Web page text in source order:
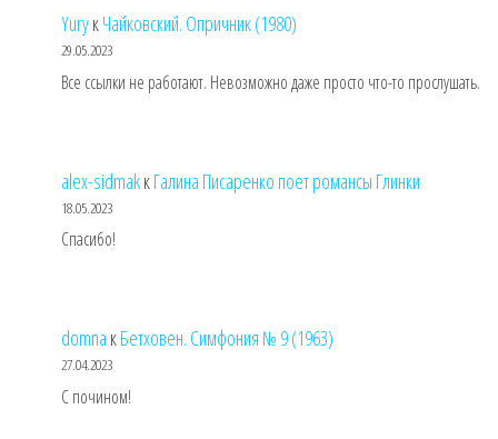
YuryкЧайковский. Опричник (1980)
29.05.2023
Все ссылки не работают. Невозможно даже просто что-то прослушать.
alex-sidmakкГалина Писаренко поет романсы Глинки
18.05.2023
Спасибо!
domna кБетховен. Симфония № 9 (1963)
27.04.2023
С почином!